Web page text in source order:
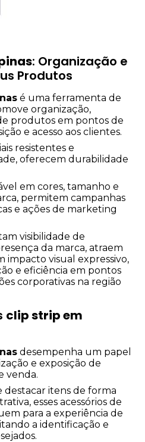
: Organização e
Produtos
é uma ferramenta de
organização,
produtos em pontos de
e acesso aos clientes.
resistentes e
oferecem durabilidade
em cores, tamanho e
permitem campanhas
e ações de marketing
visibilidade de
da marca, atraem
impacto visual expressivo,
e eficiência em pontos
corporativas na região
clip strip em
desempenha um papel
e exposição de
venda.
destacar itens de forma
esses acessórios de
para a experiência de
a identificação e